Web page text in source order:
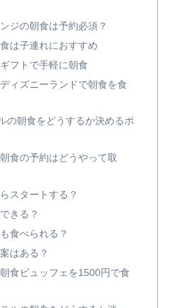
ジの朝食は予約必須？
は子連れにおすすめ
フトで手軽に朝食
ィズニーランドで朝食を食
の朝食をどうするか決めるポ
食の予約はどうやって取
スタートする？
きる？
食べられる？
はある？
食ビュッフェを1500円で食